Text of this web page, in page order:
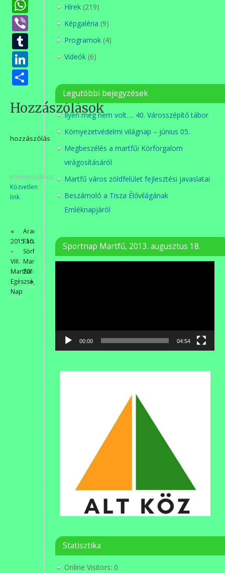
WhatsApp
Viber
Tumblr
LinkedIn
Ossza
meg
Hozzászólások
hozzászólás
Könyvjelzőkhöz
Közvetlen
link.
«
2015.10.10
–
VIII.
Martfűi
Egészségmegőrző
Nap
Arany
Fácán
Sörfesztivál
Martfű
2015
»
Hírek (219)
Képgaléria (9)
Programok (4)
Videók (6)
Legutóbbi bejegyzések
Ilyen még nem volt…. 40. Városszépítő tábor
Környezetvédelmi világnap – június 05.
Megbeszélés a martfűi Körforgalom
virágosításáról
Martfű város zöldfelület fejlesztési javaslatai
Beszámoló a Tisza Élővilágának
Emléknapjáról
Sportnap Martfű, 2013. augusztus 18.
00:00 04:54
Statisztika
Online Visitors: 0